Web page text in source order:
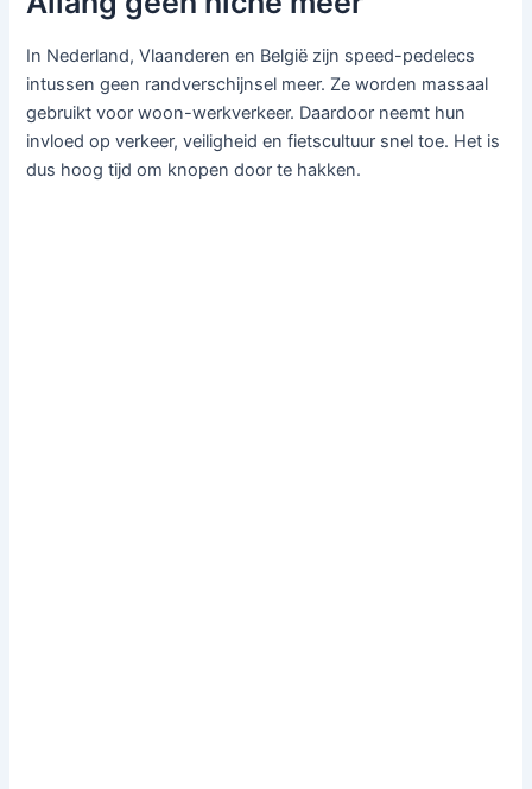
In Nederland, Vlaanderen en België zijn speed-pedelecs
intussen geen randverschijnsel meer. Ze worden massaal
gebruikt voor woon-werkverkeer. Daardoor neemt hun
invloed op verkeer, veiligheid en fietscultuur snel toe. Het is
dus hoog tijd om knopen door te hakken.